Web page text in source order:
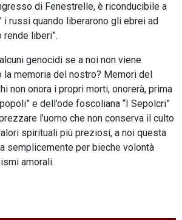
di Fenestrelle, è riconducibile a
i russi quando liberarono gli ebrei ad
rende liberi”.
genocidi se a noi non viene
memoria del nostro? Memori del
non onora i propri morti, onorerà, prima
e dell’ode foscoliana “I Sepolcri”
l’uomo che non conserva il culto
spirituali più preziosi, a noi questa
semplicemente per bieche volontà
amorali.